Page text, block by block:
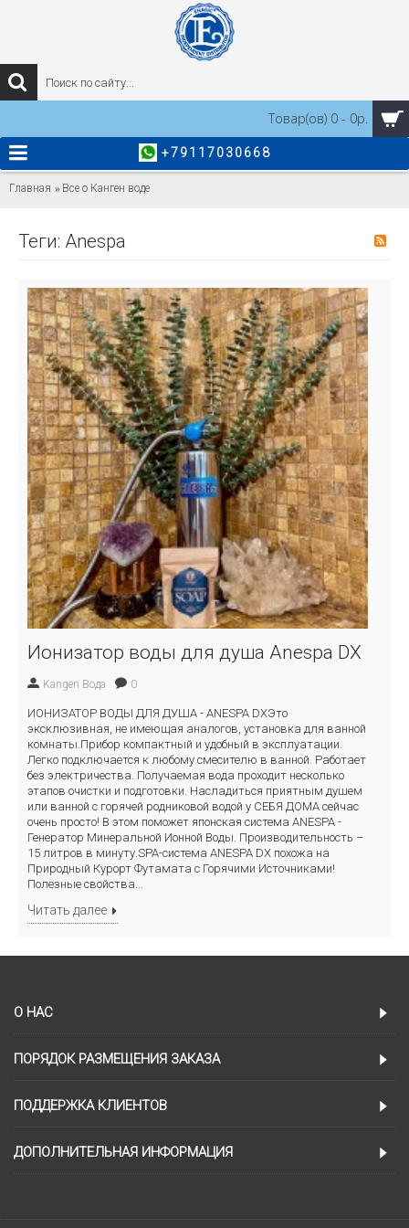
Товар(ов) 0 - 0р.
+79117030668
Главная Все о Канген воде
Теги: Anespa
Ионизатор воды для душа Anespa DX
Kangen Вода 0
ИОНИЗАТОР ВОДЫ ДЛЯ ДУША - ANESPA DXЭто
эксклюзивная, не имеющая аналогов, установка для ванной
комнаты.Прибор компактный и удобный в эксплуатации.
Легко подключается к любому смесителю в ванной. Работает
без электричества. Получаемая вода проходит несколько
этапов очистки и подготовки. Насладиться приятным душем
или ванной с горячей родниковой водой у СЕБЯ ДОМА сейчас
очень просто! В этом поможет японская система ANESPA -
Генератор Минеральной Ионной Воды. Производительность –
15 литров в минуту.SPA-система ANESPA DX похожа на
Природный Курорт Футамата с Горячими Источниками!
Полезные свойства...
Читать далее
О НАС
ПОРЯДОК РАЗМЕЩЕНИЯ ЗАКАЗА
ПОДДЕРЖКА КЛИЕНТОВ
ДОПОЛНИТЕЛЬНАЯ ИНФОРМАЦИЯ